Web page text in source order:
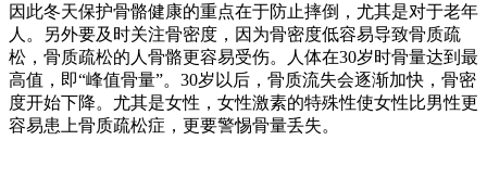
因此冬天保护骨骼健康的重点在于防止摔倒，尤其是对于老年
人。另外要及时关注骨密度，因为骨密度低容易导致骨质疏
松，骨质疏松的人骨骼更容易受伤。人体在30岁时骨量达到最
高值，即“峰值骨量”。30岁以后，骨质流失会逐渐加快，骨密
度开始下降。尤其是女性，女性激素的特殊性使女性比男性更
容易患上骨质疏松症，更要警惕骨量丢失。